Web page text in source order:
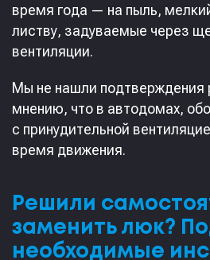
время года — на пыль,
листву, задуваемые через
вентиляции.
Мы не нашли подтверждения
мнению, что в автодомах,
с принудительной
время движения.
Решили
заменить люк?
необходимые